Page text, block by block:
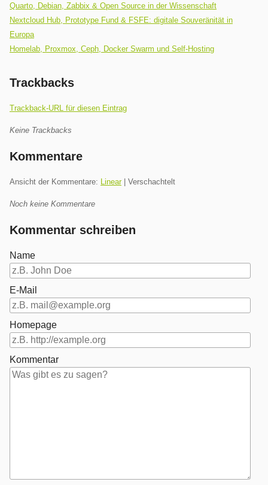
Quarto, Debian, Zabbix & Open Source in der Wissenschaft
Nextcloud Hub, Prototype Fund & FSFE: digitale Souveränität in
Europa
Homelab, Proxmox, Ceph, Docker Swarm und Self-Hosting
Trackbacks
Trackback-URL für diesen Eintrag
Keine Trackbacks
Kommentare
Ansicht der Kommentare: Linear| Verschachtelt
Noch keine Kommentare
Kommentar schreiben
Name
E-Mail
Homepage
Kommentar